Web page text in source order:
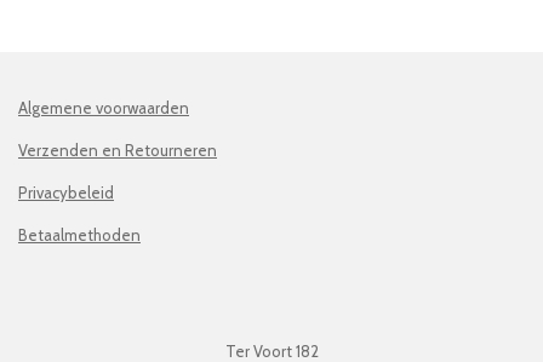
Algemene voorwaarden
Verzenden en Retourneren
Privacybeleid
Betaalmethoden
Ter Voort 182